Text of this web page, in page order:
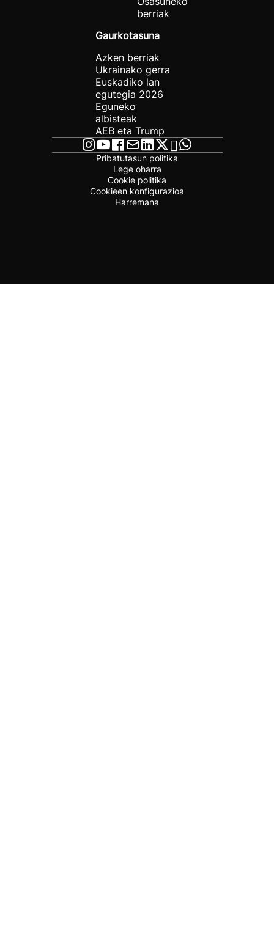
berriak
Gaurkotasuna
Azken berriak
Ukrainako gerra
Euskadiko lan
egutegia 2026
Eguneko
albisteak
AEB eta Trump
Pribatutasun politika
Lege oharra
Cookie politika
Cookieen konfigurazioa
Harremana